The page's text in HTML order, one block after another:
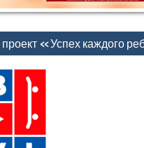
«Успех каждого